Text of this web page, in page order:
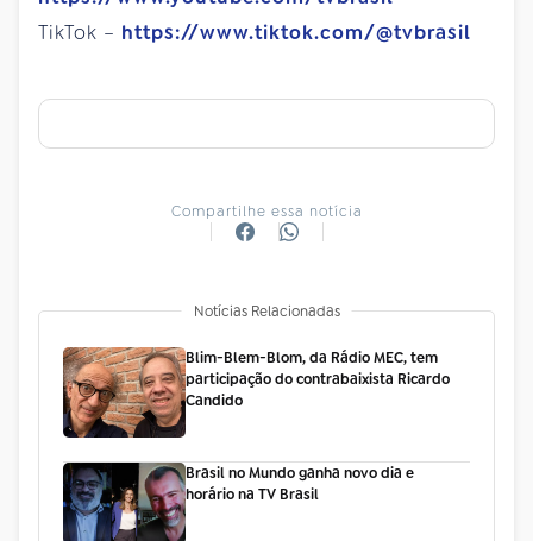
TikTok – https://www.tiktok.com/@tvbrasil
Compartilhe essa notícia
Notícias Relacionadas
Blim-Blem-Blom, da Rádio MEC, tem
participação do contrabaixista Ricardo
Candido
Brasil no Mundo ganha novo dia e
horário na TV Brasil